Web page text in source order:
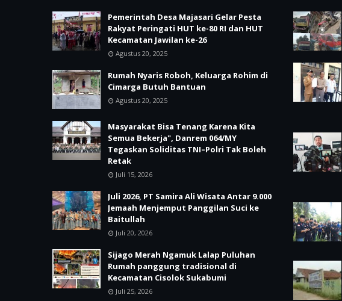
Pemerintah Desa Majasari Gelar Pesta
Rakyat Peringati HUT ke-80 RI dan HUT
Kecamatan Jawilan ke-26
Agustus 20, 2025
Rumah Nyaris Roboh, Keluarga Rohim di
Cimarga Butuh Bantuan
Agustus 20, 2025
Masyarakat Bisa Tenang Karena Kita
Semua Bekerja", Danrem 064/MY
Tegaskan Soliditas TNI–Polri Tak Boleh
Retak
Juli 15, 2026
Juli 2026, PT Samira Ali Wisata Antar 9.000
Jemaah Menjemput Panggilan Suci ke
Baitullah
Juli 20, 2026
Sijago Merah Ngamuk Lalap Puluhan
Rumah panggung tradisional di
Kecamatan Cisolok Sukabumi
Juli 25, 2026